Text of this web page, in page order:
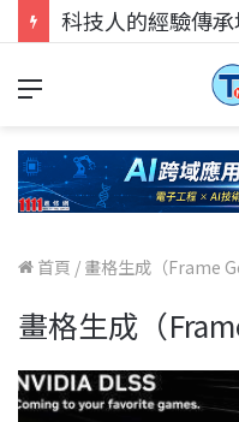
首頁 / 畫格生成（Frame
畫格生成（